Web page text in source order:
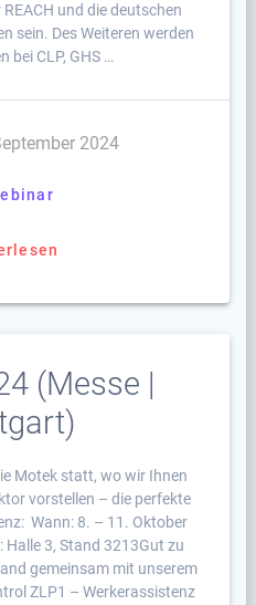
und die deutschen
sein. Des Weiteren werden
bei CLP, GHS …
2024
(Messe |
Motek statt, wo wir Ihnen
vorstellen – die perfekte
Wann: 8. – 11. Oktober
3, Stand 3213Gut zu
gemeinsam mit unserem
ZLP1 – Werkerassistenz